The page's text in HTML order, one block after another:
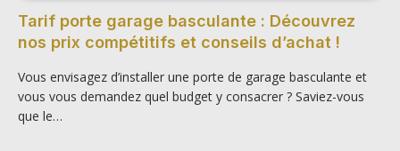
Tarif porte garage basculante : Découvrez
nos prix compétitifs et conseils d’achat !
Vous envisagez d’installer une porte de garage basculante et
vous vous demandez quel budget y consacrer ? Saviez-vous
que le…